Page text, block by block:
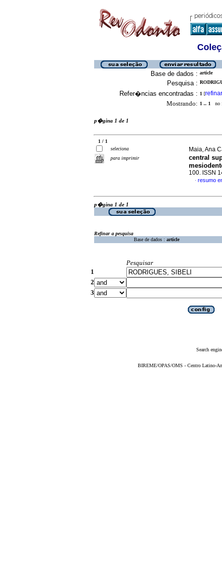
Base de dados : article
Pesquisa :
Refer�ncias encontradas : 1 [refinar
Mostrando: 1 .. 1 no
p�gina 1 de 1
1 / 1
seleciona
para imprimir
Maia, Ana
central
100. ISSN
· resumo
p�gina 1 de 1
Refinar a pesquisa
Base de dados : article
Pesquisar
1
2
3
Search
BIREME/OPAS/OMS - Centro Latino-